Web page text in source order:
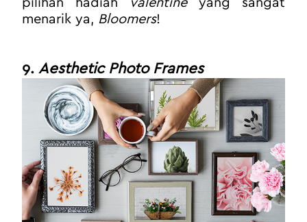
pilihan hadiah
valentine yang sangat
menarik ya, Bloomers!
9. Aesthetic Photo Frames